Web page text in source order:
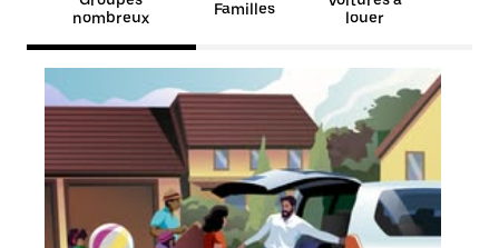
nombreux
Familles
louer